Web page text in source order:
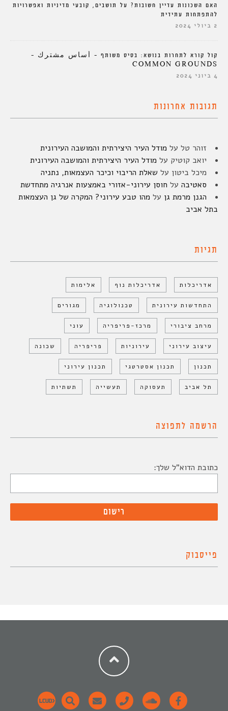
האם השכונות עדיין חשובות? על תושבים, קובעי מדיניות ואפשרויות
להתפתחות עתידית
2 ביולי 2024
קול קורא לתחרות בנושא: בסיס משותף – أساس مشترك –
COMMON GROUNDS
4 ביוני 2024
תגובות אחרונות
זוהר טל על מודל העיר היצירתית והמושבה העירונית
יואב קוטיק על מודל העיר היצירתית והמושבה העירונית
מיכל ביטון על שאלת הריבוי וכיכר העצמאות, נתניה
סאטיבה על חוסן עירוני-אזורי באמצעות אנרגיה מתחדשת
הגנן מרמת גן על מהו טבע עירוני? המקרה של גן העצמאות
בתל אביב
תגיות
אדריכלות אדריכלות נוף אלימות
התחדשות עירונית טכנולוגיה מגורים
מרחב ציבורי מרכז-פריפריה עוני
עיצוב עירוני עירוניות פריפריה שכונה
תכנון תכנון אסטרטגי תכנון עירוני
תל אביב תעסוקה תעשייה תשתיות
הרשמה לתפוצה
כתובת הדוא"ל שלך:
פייסבוק